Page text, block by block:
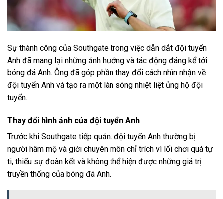
Sự thành công của Southgate trong việc dẫn dắt đội tuyển
Anh đã mang lại những ảnh hưởng và tác động đáng kể tới
bóng đá Anh. Ông đã góp phần thay đổi cách nhìn nhận về
đội tuyển Anh và tạo ra một làn sóng nhiệt liệt ủng hộ đội
tuyển.
Thay đổi hình ảnh của đội tuyển Anh
Trước khi Southgate tiếp quản, đội tuyển Anh thường bị
người hâm mộ và giới chuyên môn chỉ trích vì lối chơi quá tự
ti, thiếu sự đoàn kết và không thể hiện được những giá trị
truyền thống của bóng đá Anh.